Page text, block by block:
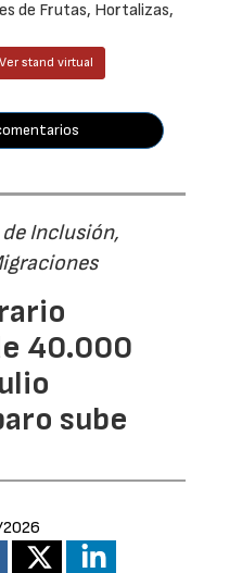
de Frutas, Hortalizas,
Ver stand virtual
Inclusión,
40.000
sube